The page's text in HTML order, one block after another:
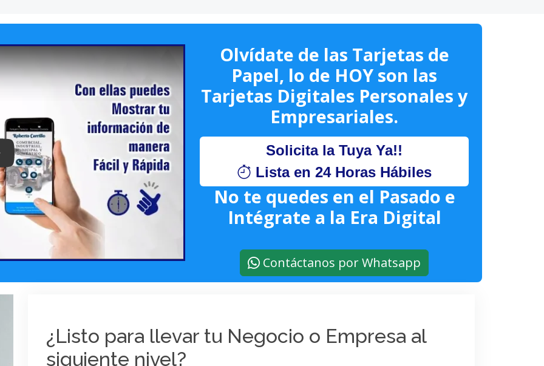
Keynote (Google I/O '18)
Olvídate de las Tarjetas de
Papel, lo de HOY son las
Tarjetas Digitales Personales y
Empresariales.
Solicita la Tuya Ya!!
Lista en 24 Horas Hábiles
No te quedes en el Pasado e
Intégrate a la Era Digital
Contáctanos por Whatsapp
¿Listo para llevar tu Negocio o Empresa al
siguiente nivel?